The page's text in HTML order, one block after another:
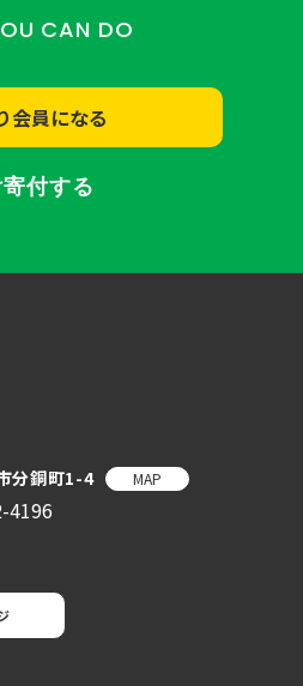
CAN DO
会員になる
付する
分銅町1-4 MAP
4196